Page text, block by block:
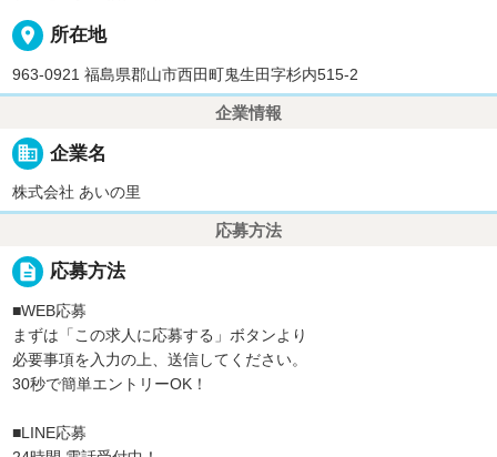
place 所在地
963-0921 福島県郡山市西田町鬼生田字杉内515-2
企業情報
business 企業名
株式会社 あいの里
応募方法
description 応募方法
■WEB応募
まずは「この求人に応募する」ボタンより
必要事項を入力の上、送信してください。
30秒で簡単エントリーOK！
■LINE応募